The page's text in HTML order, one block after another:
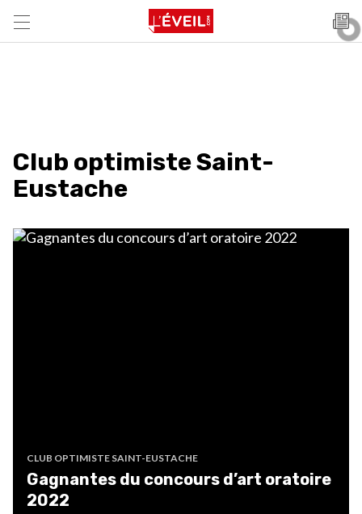
Club optimiste Saint-
Eustache
CLUB OPTIMISTE SAINT-EUSTACHE
Gagnantes du concours d’art oratoire
2022